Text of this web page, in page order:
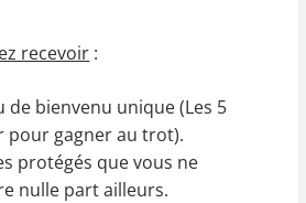
recevoir :
de bienvenu unique (Les 5
pour gagner au trot).
protégés que vous ne
nulle part ailleurs.